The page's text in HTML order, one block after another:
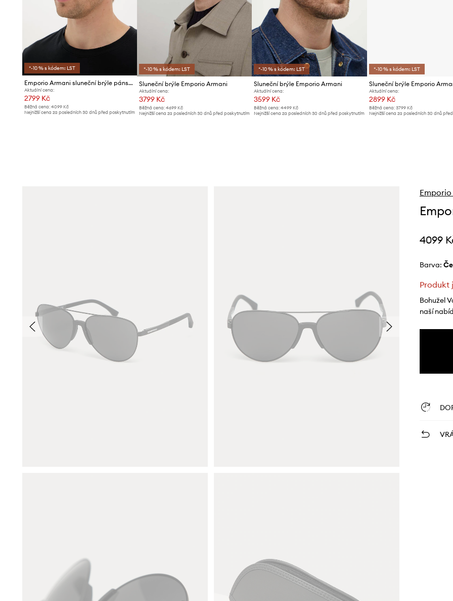
*-10 % s kódem: LST
Emporio Armani sluneční brýle pánské
Aktuální cena:
2799 Kč
Běžná cena: 4099 Kč
Nejnižší cena za posledních 30 dnů před poskytnutím
*-10 % s kódem: LST
Sluneční brýle Emporio Armani
Aktuální cena:
3799 Kč
Běžná cena:4699 Kč
Nejnižší cena za posledních 30 dnů před poskytnutím
*-10 % s kódem: LST
Sluneční brýle Emporio Armani
Aktuální cena:
3599 Kč
Běžná cena: 4499 Kč
Nejnižší cena za posledních 30 dnů před poskytnutím
*-10 % s kódem: LST
Sluneční brýle Emporio
Aktuální cena:
2899 Kč
Běžná cena: 3799 Kč
Nejnižší cena za posledních 30 dnů
4099
Barva:
Produkt
Bohužel
naší